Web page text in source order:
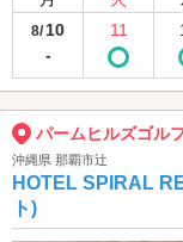
8/ 10
-
11
パームヒルズゴル
沖縄県 那覇市辻
HOTEL SPIRAL
ト)